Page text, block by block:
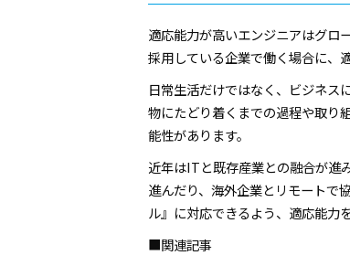
適応能力が高いエンジニアはグロ
採用している企業で働く場合に、
日常生活だけではなく、ビジネス
物にたどり着くまでの過程や取り
能性があります。
近年はITと既存産業との融合が進
進んだり、海外企業とリモートで
ル』に対応できるよう、適応能力
■関連記事